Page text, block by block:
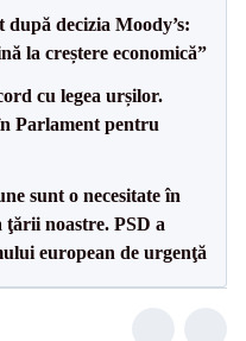
decizia Moody’s:
la creștere economică”
cu legea urșilor.
Parlament pentru
sunt o necesitate în
noastre. PSD a
european de urgenţă